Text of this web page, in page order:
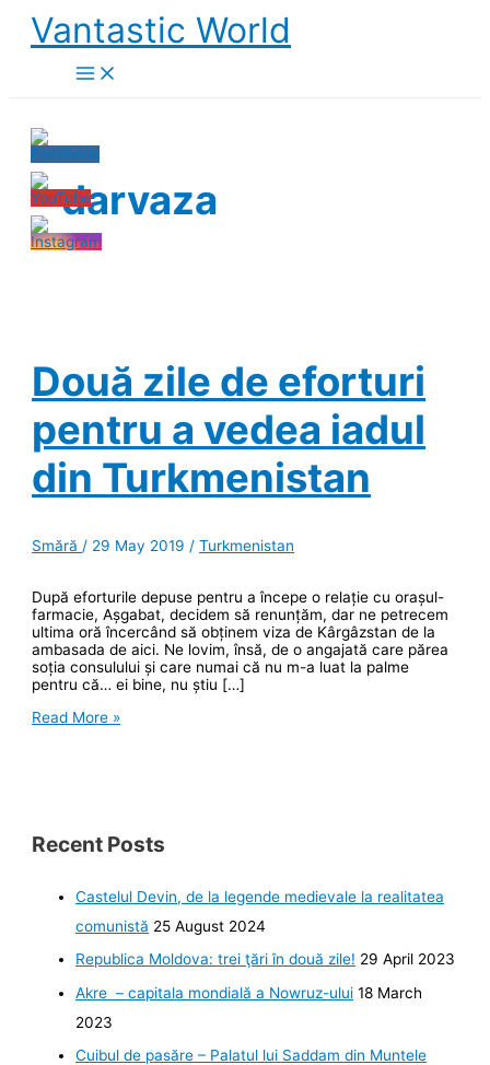
Skip
content
Vantastic World
darvaza
Două zile de eforturi
pentru a vedea iadul
din Turkmenistan
Smără / 29 May 2019 /Turkmenistan
După eforturile depuse pentru a începe o relație cu orașul-
farmacie, Așgabat, decidem să renunțăm, dar ne petrecem
ultima oră încercând să obținem viza de Kârgâzstan de la
ambasada de aici. Ne lovim, însă, de o angajată care părea
soția consulului și care numai că nu m-a luat la palme
pentru că… ei bine, nu știu […]
Două
iadul
din
Read More »
Recent Posts
Castelul Devin, de la legende medievale la realitatea
comunistă 25 August 2024
Republica Moldova: trei ţări în două zile! 29 April 2023
Akre – capitala mondială a Nowruz-ului 18 March
2023
Cuibul de pasăre – Palatul lui Saddam din Muntele